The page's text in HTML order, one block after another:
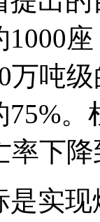
万吨
率下
实